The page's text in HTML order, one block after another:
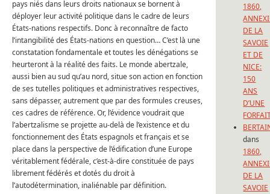
pays niés dans leurs droits nationaux se bornent à
déployer leur activité politique dans le cadre de leurs
États-nations respectifs. Donc à reconnaître de facto
l’intangibilité des États-nations en question… C’est là une
constatation fondamentale et toutes les dénégations se
heurteront à la réalité des faits. Le monde abertzale,
aussi bien au sud qu’au nord, situe son action en fonction
de ses tutelles politiques et administratives respectives,
sans dépasser, autrement que par des formules creuses,
ces cadres de référence. Or, l’évidence voudrait que
l’abertzalisme se projette au-delà de l’existence et du
fonctionnement des États espagnols et français et se
place dans la perspective de l’édification d’une Europe
véritablement fédérale, c’est-à-dire constituée de pays
librement fédérés et dotés du droit à
l’autodétermination, inaliénable par définition.
1860,
DE LA
SAVOIE
ET DE
NICE:
150
ANS
D’UNE
dans
1860,
DE LA
SAVOIE